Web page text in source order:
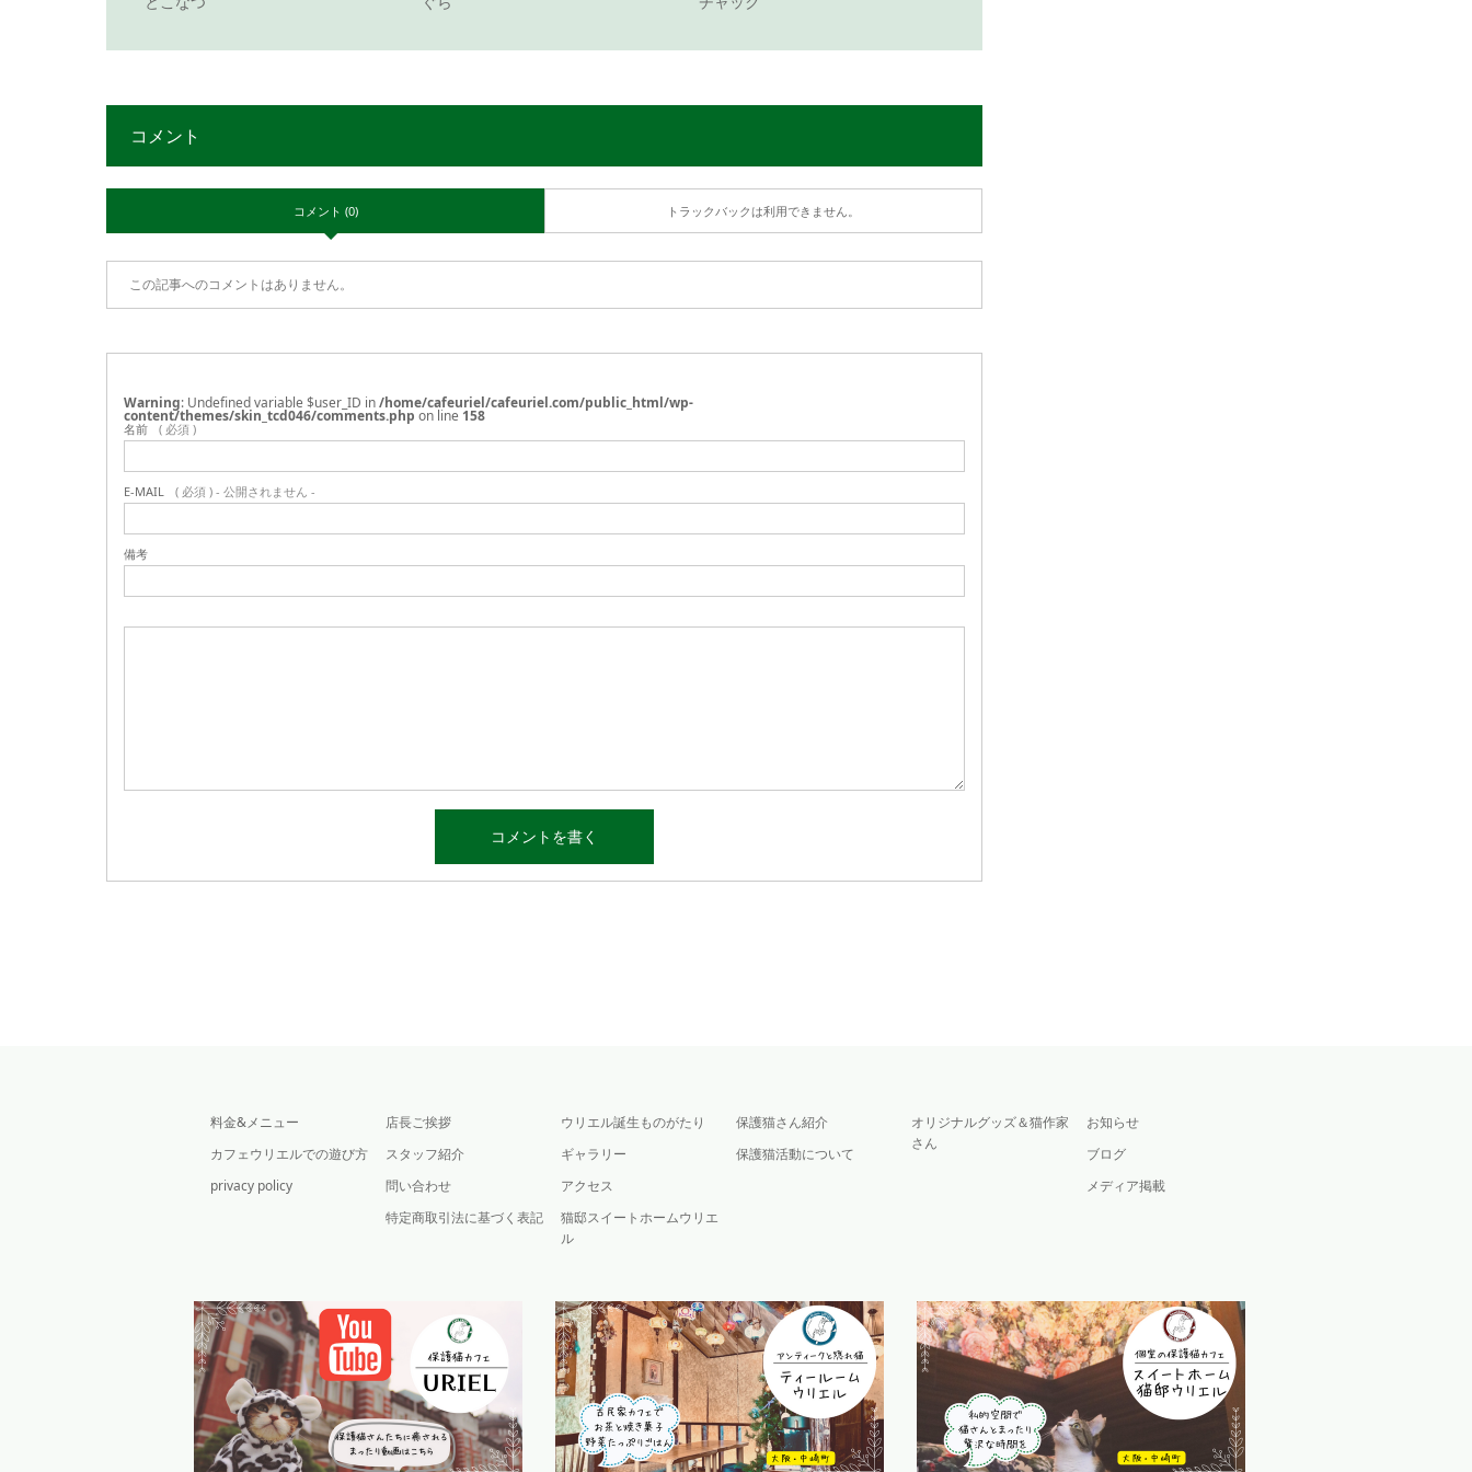
コメント
コメント (0) トラックバックは利用できません。
この記事へのコメントはありません。
Warning : Undefined variable $user_ID in/home/cafeuriel/cafeuriel.com/public_html/wp-
content/themes/skin_tcd046/comments.php on line 158
名前 ( 必須 )
E-MAIL ( 必須 ) - 公開されません -
備考
料金&メニュー
カフェウリエルでの遊び方
privacy policy
店長ご挨拶
スタッフ紹介
問い合わせ
特定商取引法に基づく表記
ウリエル誕生ものがたり
ギャラリー
アクセス
猫邸スイートホームウリエ
ル
保護猫さん紹介
保護猫活動について
オリジナルグッズ＆猫作家
さん
お知らせ
ブログ
メディア掲載